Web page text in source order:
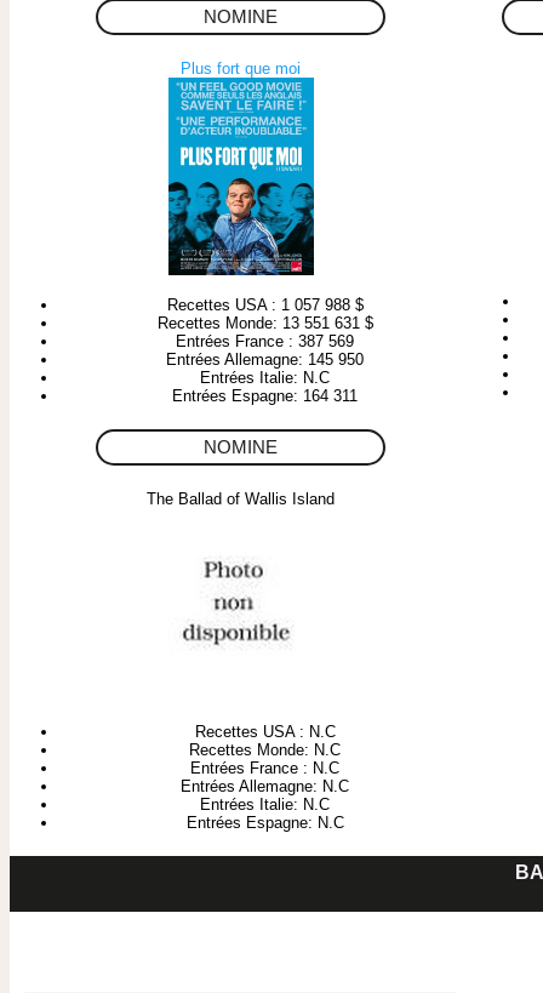
NOMINE
Plus fort que moi
Recettes USA : 1 057 988 $
Recettes Monde: 13 551 631 $
Entrées France : 387 569
Entrées Allemagne: 145 950
Entrées Italie: N.C
Entrées Espagne: 164 311
NOMINE
The Ballad of Wallis Island
Recettes USA : N.C
Recettes Monde: N.C
Entrées France : N.C
Entrées Allemagne: N.C
Entrées Italie: N.C
Entrées Espagne: N.C